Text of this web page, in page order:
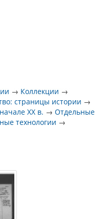
→ Коллекции →
страницы истории →
XX в. →Отдельные
технологии →